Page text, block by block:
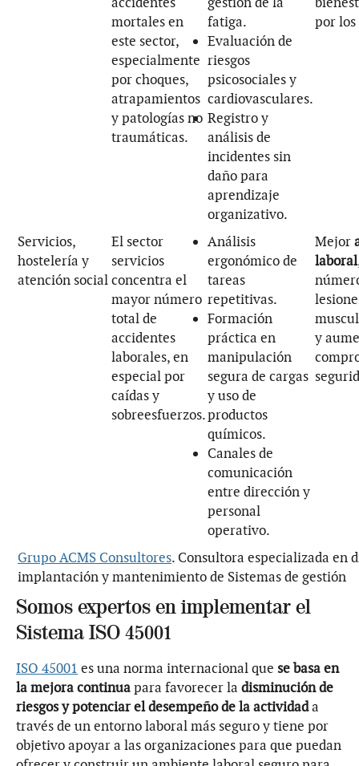
mortales en
este sector,
especialmente
por choques,
atrapamientos
y patologías no
traumáticas.
fatiga.
Evaluación de
riesgos
psicosociales y
cardiovasculares.
Registro y
análisis de
incidentes sin
daño para
aprendizaje
organizativo.
por
Servicios,
hostelería y
atención social
El sector
servicios
concentra el
mayor número
total de
accidentes
laborales, en
especial por
caídas y
sobreesfuerzos.
Análisis
ergonómico de
tareas
repetitivas.
Formación
práctica en
manipulación
segura de cargas
y uso de
productos
químicos.
Canales de
comunicación
entre dirección y
personal
operativo.
Mejor
laboral
y
Grupo ACMS Consultores. Consultora especializada en
implantación y mantenimiento de Sistemas de gestión
Somos expertos en implementar el
Sistema ISO 45001
ISO 45001 es una norma internacional que se basa en
la mejora continuapara favorecer la disminución de
riesgos y potenciar el desempeño de la actividada
través de un entorno laboral más seguro y tiene por
objetivo apoyar a las organizaciones para que puedan